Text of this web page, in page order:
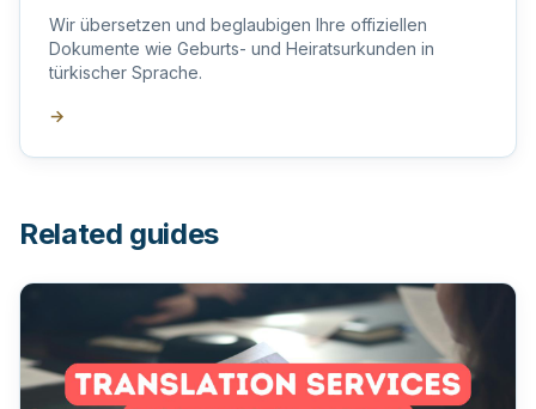
Wir übersetzen und beglaubigen Ihre offiziellen
Dokumente wie Geburts- und Heiratsurkunden in
türkischer Sprache.
→
Related guides